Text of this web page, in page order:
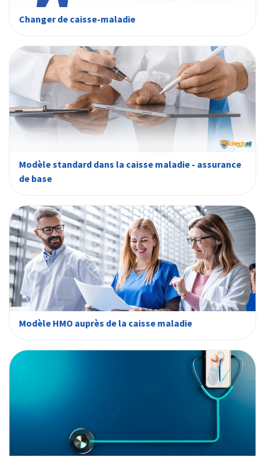
Changer de caisse-maladie
Modèle standard dans la caisse maladie - assurance
de base
Modèle HMO auprès de la caisse maladie